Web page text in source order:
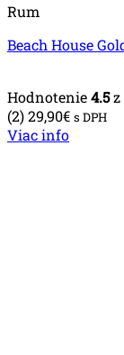
Rum
Beach House
Hodnotenie4.5z
(2)29,90€ s DPH
Viac info